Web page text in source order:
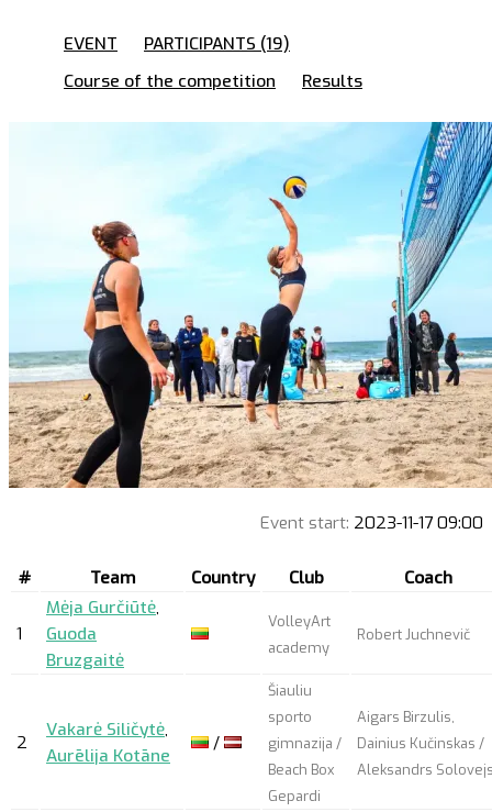
EVENT
PARTICIPANTS (19)
Course of the competition
Results
Event start: 2023-11-17 09:00
# Team Country Club Coach
1
Mėja Gurčiūtė,
Guoda
Bruzgaitė
VolleyArt
academy
Robert Juchnevič
2
Vakarė Siličytė,
Aurēlija Kotāne
/
Šiauliu
sporto
gimnazija /
Beach Box
Gepardi
Aigars Birzulis,
Dainius Kučinskas /
Aleksandrs